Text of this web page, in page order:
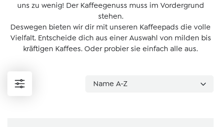
uns zu wenig! Der Kaffeegenuss muss im Vordergrund
stehen.
Deswegen bieten wir dir mit unseren Kaffeepads die volle
Vielfalt. Entscheide dich aus einer Auswahl von milden bis
kräftigen Kaffees. Oder probier sie einfach alle aus.